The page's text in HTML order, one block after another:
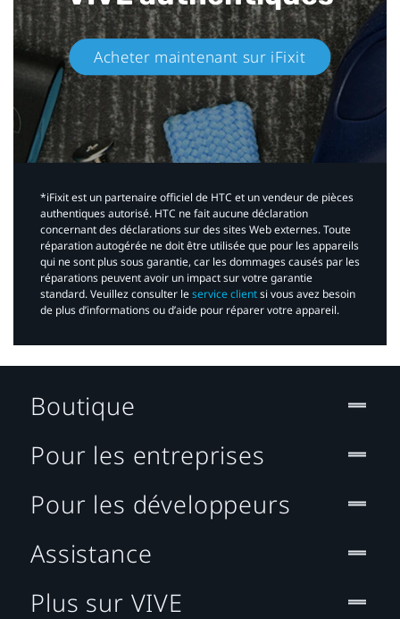
Acheter maintenant sur iFixit​
*iFixit est un partenaire officiel de HTC et un vendeur de pièces
authentiques autorisé. HTC ne fait aucune déclaration
concernant des déclarations sur des sites Web externes. Toute
réparation autogérée ne doit être utilisée que pour les appareils
qui ne sont plus sous garantie, car les dommages causés par les
réparations peuvent avoir un impact sur votre garantie
standard. Veuillez consulter leservice clientsi vous avez besoin
de plus d’informations ou d’aide pour réparer votre appareil.​
Boutique
Pour les entreprises
Pour les développeurs
Assistance
Plus sur VIVE